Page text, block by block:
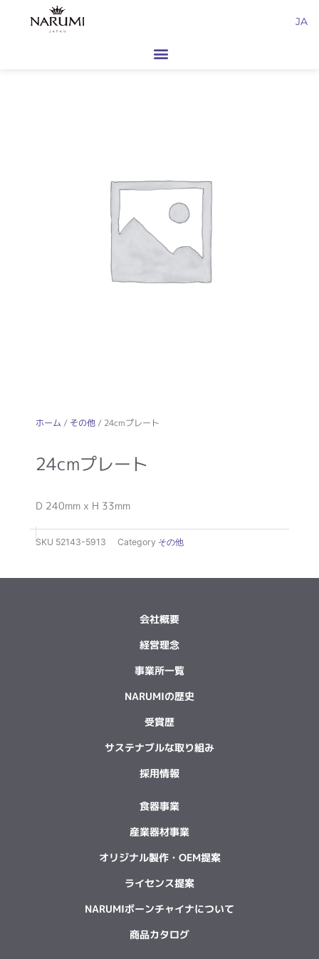
JA
ホーム / その他/ 24cmプレート
24cmプレート
D 240mm x H 33mm
SKU 52143-5913 Category その他
会社概要
経営理念
事業所一覧
NARUMIの歴史
受賞歴
サステナブルな取り組み
採用情報
食器事業
産業器材事業
オリジナル製作・OEM提案
ライセンス提案
NARUMIボーンチャイナについて
商品カタログ